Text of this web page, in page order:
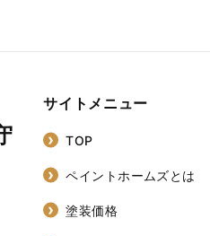
サイトメニュー
TOP
ペイントホームズとは
塗装価格